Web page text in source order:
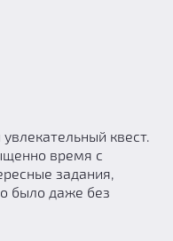
квест.
время с
задания,
было даже без